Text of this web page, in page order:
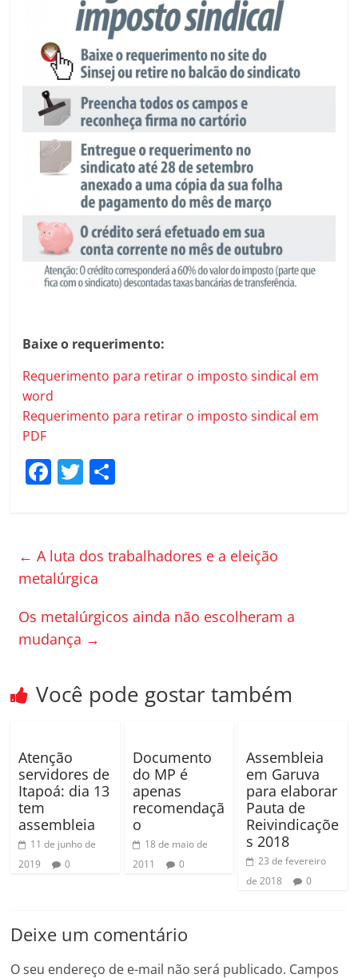
Baixe o requerimento:
Requerimento para retirar o imposto sindical em
word
Requerimento para retirar o imposto sindical em
PDF
F
e
b
o
k
T
er p
h
← A luta dos trabalhadores e a eleição
metalúrgica
Os metalúrgicos ainda não escolheram a
mudança →
Você pode gostar também
Atenção
servidores de
Itapoá: dia 13
tem
assembleia
11 de junho de
2019
0
Documento
do MP é
apenas
recomendaçã
o
18 de maio de
2011
0
Assembleia
em Garuva
para elaborar
Pauta de
Reivindicaçõe
s 2018
23 de fevereiro
de 2018
0
Deixe um comentário
O seu endereço de e-mail não será publicado. Campos